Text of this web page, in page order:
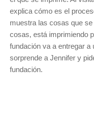
explica cómo es el
muestra las cosas que
cosas, está imprimiendo
fundación va a entregar a
sorprende a Jennifer y
fundación.